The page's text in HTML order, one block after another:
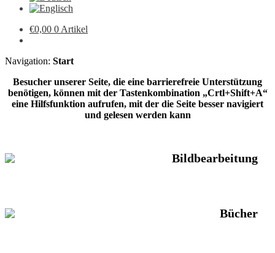
€0,00 0 Artikel
Navigation: Start
Besucher unserer Seite, die eine barrierefreie Unterstützung
benötigen, können mit der Tastenkombination „Crtl+Shift+A“
eine Hilfsfunktion aufrufen, mit der die Seite besser navigiert
und gelesen werden kann
Bildbearbeitung
Bücher